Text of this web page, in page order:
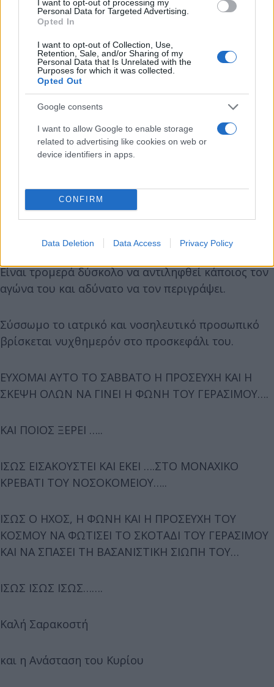
I want to opt-out of processing my
Personal Data for Targeted Advertising.
Opted In
I want to opt-out of Collection, Use,
Retention, Sale, and/or Sharing of my
Personal Data that Is Unrelated with the
Purposes for which it was collected.
Opted Out
Google consents
I want to allow Google to enable storage
related to advertising like cookies on web or
device identifiers in apps.
CONFIRM
Data Deletion Data Access Privacy Policy
Ένας Λεβέντης που σε κάθε στιγμή της ζωής του
Είναι τρομερά δύσκολο να αντιληφθεί κάποιος τον
αγώνα του και αδύνατο να τον περιγράψει.
Σύσσωμο το ιατρικό και νοσηλευτικό προσωπικό
βρίσκεται νυχθημερόν στο προσκεφάλι του.
ΕΥΧΟΜΑΙ ΑΥΤΟ ΤΟ ΣΑΒΒΑΤΟ Η ΠΡΟΣΕΥΧΗ ΚΑΙ Η
ΣΚΕΨΗ ΟΛΩΝ ΝΑ ΓΙΝΕΙ Η ΦΩΝΗ ΤΟΥ ΓΕΡΑΣΙΜΟΥ….
ΚΑΙ ΠΟΙΟΣ ΞΕΡΕΙ …..
ΙΣΩΣ ΕΙΣΑΚΟΥΣΤΕΙ ΚΑΙ ΕΚΕΙ ….ΣΤΟ ΜΟΝΑΧΙΚΟ
ΚΡΕΒΑΤΙ ΤΟΥ ΝΟΣΟΚΟΜΕΙΟΥ…..
ΙΣΩΣ Ο ΗΧΟΣ, Η ΦΩΝΗ ΚΑΙ Η ΠΡΟΣΕΥΧΗ ΤΟΥ
ΚΟΣΜΟΥ ΝΑ ΦΩΤΙΣΕΙ ΤΟ ΣΚΟΤΑΔΙ ΤΟΥ ΓΕΡΑΣΙΜΟΥ
ΚΑΙ ΝΑ ΣΠΑΣΕΙ ΤΗ ΒΑΣΑΝΙΣΤΙΚΗ ΣΙΩΠΗ ΤΟΥ…
ΙΣΩΣ ΙΣΩΣ ΙΣΩΣ…….
Καλή Σαρακοστή
και η Ανάσταση του Κυρίου